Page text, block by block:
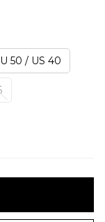
50 / US 40